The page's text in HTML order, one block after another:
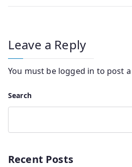
Leave a Reply
You must be logged in to post
Search
Recent Posts